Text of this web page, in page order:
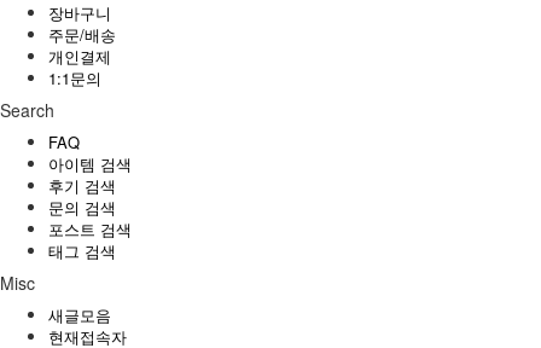
장바구니
주문/배송
개인결제
1:1문의
Search
FAQ
아이템 검색
후기 검색
문의 검색
포스트 검색
태그 검색
Misc
새글모음
현재접속자